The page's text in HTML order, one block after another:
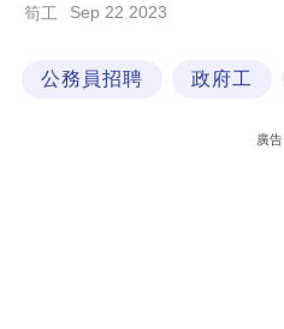
科
筍工 Sep 22 2023
公務員招聘 政府工
廣告